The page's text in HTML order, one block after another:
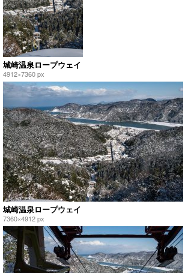
城崎温泉ロープウェイ
4912×7360 px
城崎温泉ロープウェイ
7360×4912 px